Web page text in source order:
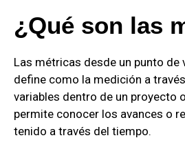
¿Qué son las
Las métricas desde un punto de
define como la medición a
variables dentro de un proyecto
permite conocer los avances o
tenido a través del tiempo.